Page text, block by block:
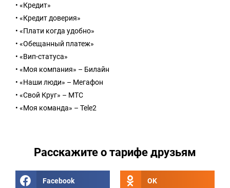
• «Кредит»
• «Кредит доверия»
• «Плати когда удобно»
• «Обещанный платеж»
• «Вип-статуса»
• «Моя компания» – Билайн
• «Наши люди» – Мегафон
• «Свой Круг» – МТС
• «Моя команда» – Tele2
Расскажите о тарифе друзьям
Facebook OK